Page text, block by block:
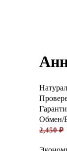
Обмен/
2,450₽